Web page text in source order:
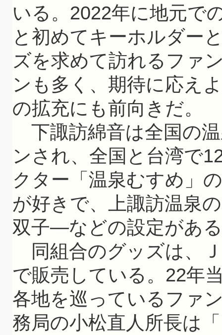
いる。2022年に地元で
と初めてキーホルダー
ズを求めて訪れるファ
ンも多く、期待に応え
の拡充にも前向きだ。
下諏訪綿音は全国の
ンされ、全国と台湾で
クター「温泉むすめ」
が好きで、上諏訪温泉
双子—などの設定があ
同組合のグッズは、
で販売している。22年
各地を巡っているファ
務局の小松直人所長は